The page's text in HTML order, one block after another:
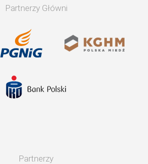
Partnerzy Główni
Partnerzy